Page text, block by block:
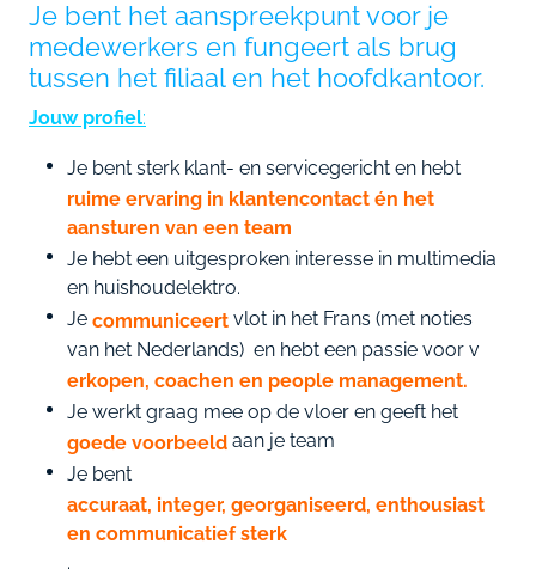
Je bent het aanspreekpunt voor je
medewerkers en fungeert als brug
tussen het filiaal en het hoofdkantoor.
Jouw profiel:
Je bent sterk klant- en servicegericht en hebt
ruime ervaring in klantencontact én het
aansturen van een team
Je hebt een uitgesproken interesse in multimedia
en huishoudelektro.
Je communiceert vlot in het Frans (met noties
van het Nederlands) en hebt een passie voor v
erkopen, coachen en people management.
Je werkt graag mee op de vloer en geeft het
goede voorbeeld aan je team
Je bent
accuraat, integer, georganiseerd, enthousiast
en communicatief sterk
.